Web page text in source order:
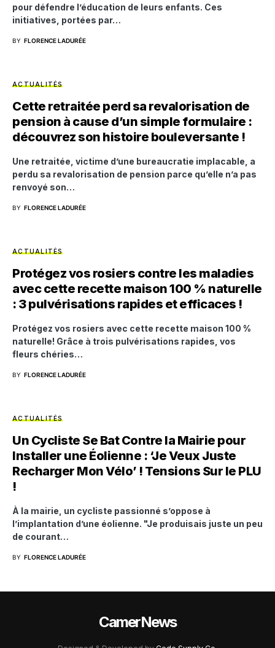
pour défendre l’éducation de leurs enfants. Ces
initiatives, portées par…
BY FLORENCE LADURÉE
ACTUALITÉS
Cette retraitée perd sa revalorisation de
pension à cause d’un simple formulaire :
découvrez son histoire bouleversante !
Une retraitée, victime d’une bureaucratie implacable, a
perdu sa revalorisation de pension parce qu’elle n’a pas
renvoyé son…
BY FLORENCE LADURÉE
ACTUALITÉS
Protégez vos rosiers contre les maladies
avec cette recette maison 100 % naturelle
: 3 pulvérisations rapides et efficaces !
Protégez vos rosiers avec cette recette maison 100 %
naturelle! Grâce à trois pulvérisations rapides, vos
fleurs chéries…
BY FLORENCE LADURÉE
ACTUALITÉS
Un Cycliste Se Bat Contre la Mairie pour
Installer une Éolienne : ‘Je Veux Juste
Recharger Mon Vélo’ ! Tensions Sur le PLU
!
À la mairie, un cycliste passionné s’oppose à
l’implantation d’une éolienne. "Je produisais juste un peu
de courant…
BY FLORENCE LADURÉE
CamerNews